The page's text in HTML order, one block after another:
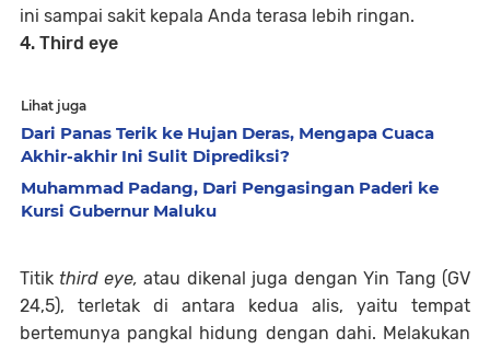
ini sampai sakit kepala Anda terasa lebih ringan.
4. Third eye
Lihat juga
Dari Panas Terik ke Hujan Deras, Mengapa Cuaca
Akhir-akhir Ini Sulit Diprediksi?
Muhammad Padang, Dari Pengasingan Paderi ke
Kursi Gubernur Maluku
Titikthird eye, atau dikenal juga dengan Yin Tang (GV
24,5), terletak di antara kedua alis, yaitu tempat
bertemunya pangkal hidung dengan dahi. Melakukan